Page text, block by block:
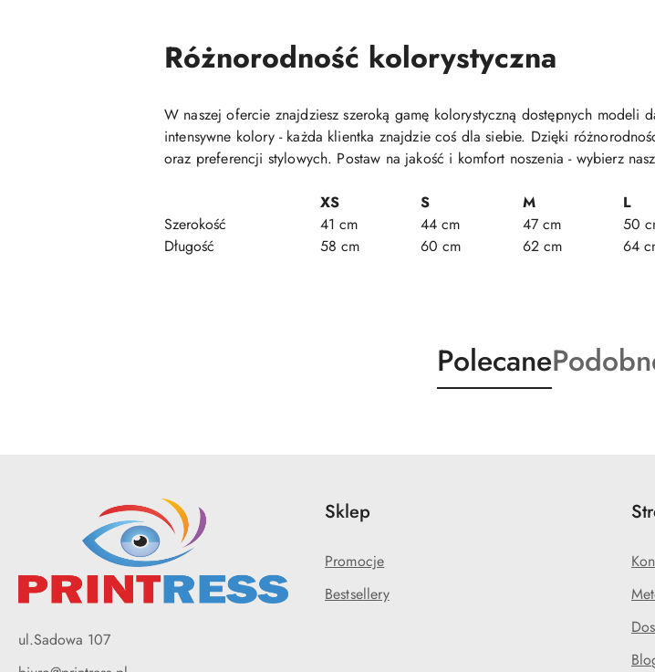
Różnorodność kolorystyczna
W naszej ofercie znajdziesz szeroką gamę kolorystyczną dostępnych modeli
intensywne kolory - każda klientka znajdzie coś dla siebie. Dzięki
oraz preferencji stylowych. Postaw na jakość i komfort noszenia - wybierz
XS S M L
Szerokość
41 cm 44 cm 47 cm 50
Długość
58 cm 60 cm 62 cm 64
Produkty
o
Polecane
o
ul.Sadowa 107
Sklep
Promocje
Bestsellery